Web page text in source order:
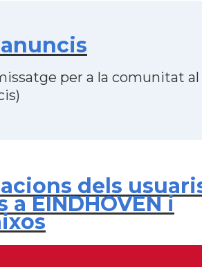
per a la comunitat al
dels
a EINDHOVEN i